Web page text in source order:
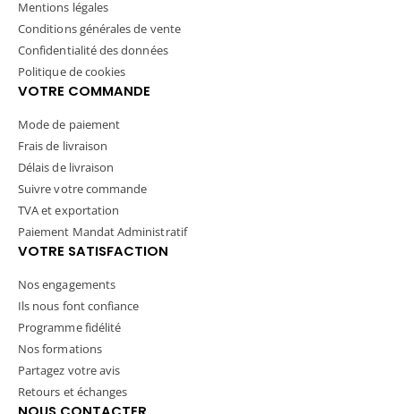
Mentions légales
Conditions générales de vente
Confidentialité des données
Politique de cookies
VOTRE COMMANDE
Mode de paiement
Frais de livraison
Délais de livraison
Suivre votre commande
TVA et exportation
Paiement Mandat Administratif
VOTRE SATISFACTION
Nos engagements
Ils nous font confiance
Programme fidélité
Nos formations
Partagez votre avis
Retours et échanges